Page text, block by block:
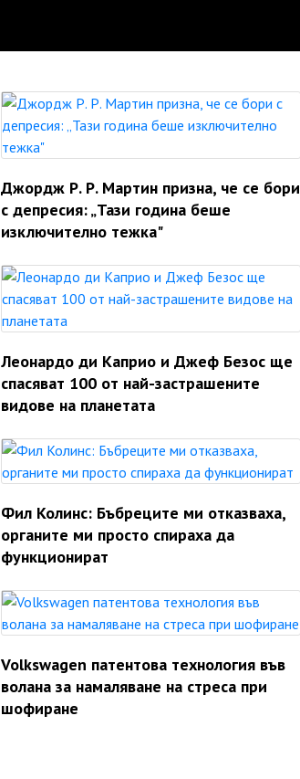
Джордж Р. Р. Мартин призна, че се бори
с депресия: „Тази година беше
изключително тежка"
Леонардо ди Каприо и Джеф Безос ще
спасяват 100 от най-застрашените
видове на планетата
Фил Колинс: Бъбреците ми отказваха,
органите ми просто спираха да
функционират
Volkswagen патентова технология във
волана за намаляване на стреса при
шофиране